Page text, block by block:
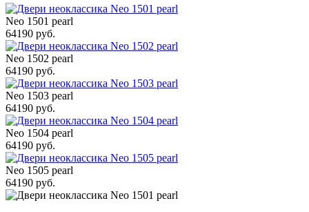
Neo 1501 pearl
64190 руб.
Neo 1502 pearl
64190 руб.
Neo 1503 pearl
64190 руб.
Neo 1504 pearl
64190 руб.
Neo 1505 pearl
64190 руб.